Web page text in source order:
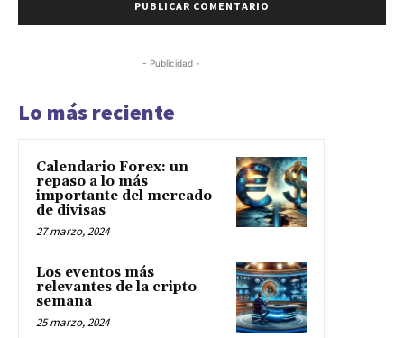
- Publicidad -
Lo más reciente
Calendario Forex: un
repaso a lo más
importante del mercado
de divisas
27 marzo, 2024
Los eventos más
relevantes de la cripto
semana
25 marzo, 2024